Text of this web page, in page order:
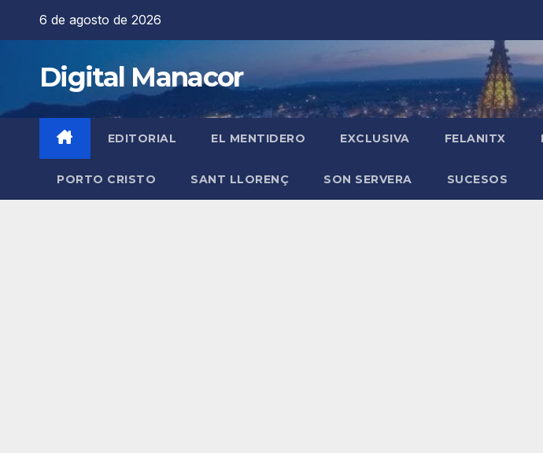
6 de agosto de 2026
Digital Manacor
EDITORIAL EL MENTIDERO EXCLUSIVA FELANITX
PORTO CRISTO SANT LLORENÇ SON SERVERA SUCESOS